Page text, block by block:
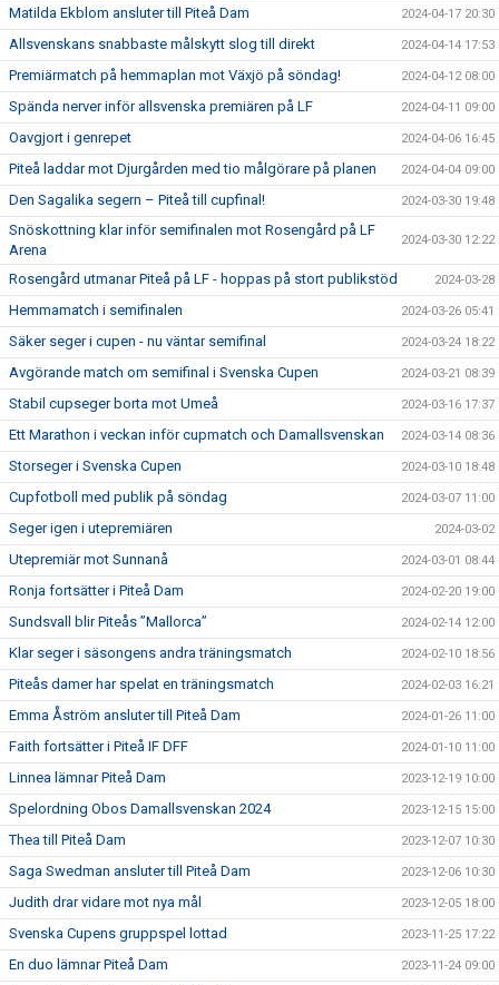
Matilda Ekblom ansluter till Piteå Dam 2024-04-17 20:30
Allsvenskans snabbaste målskytt slog till direkt 2024-04-14 17:53
Premiärmatch på hemmaplan mot Växjö på söndag! 2024-04-12 08:00
Spända nerver inför allsvenska premiären på LF 2024-04-11 09:00
Oavgjort i genrepet 2024-04-06 16:45
Piteå laddar mot Djurgården med tio målgörare på planen 2024-04-04 09:00
Den Sagalika segern – Piteå till cupfinal! 2024-03-30 19:48
Snöskottning klar inför semifinalen mot Rosengård på LF
Arena
2024-03-30 12:22
Rosengård utmanar Piteå på LF - hoppas på stort publikstöd 2024-03-28
Hemmamatch i semifinalen 2024-03-26 05:41
Säker seger i cupen - nu väntar semifinal 2024-03-24 18:22
Avgörande match om semifinal i Svenska Cupen 2024-03-21 08:39
Stabil cupseger borta mot Umeå 2024-03-16 17:37
Ett Marathon i veckan inför cupmatch och Damallsvenskan 2024-03-14 08:36
Storseger i Svenska Cupen 2024-03-10 18:48
Cupfotboll med publik på söndag 2024-03-07 11:00
Seger igen i utepremiären 2024-03-02
Utepremiär mot Sunnanå 2024-03-01 08:44
Ronja fortsätter i Piteå Dam 2024-02-20 19:00
Sundsvall blir Piteås ”Mallorca” 2024-02-14 12:00
Klar seger i säsongens andra träningsmatch 2024-02-10 18:56
Piteås damer har spelat en träningsmatch 2024-02-03 16:21
Emma Åström ansluter till Piteå Dam 2024-01-26 11:00
Faith fortsätter i Piteå IF DFF 2024-01-10 11:00
Linnea lämnar Piteå Dam 2023-12-19 10:00
Spelordning Obos Damallsvenskan 2024 2023-12-15 15:00
Thea till Piteå Dam 2023-12-07 10:30
Saga Swedman ansluter till Piteå Dam 2023-12-06 10:30
Judith drar vidare mot nya mål 2023-12-05 18:00
Svenska Cupens gruppspel lottad 2023-11-25 17:22
En duo lämnar Piteå Dam 2023-11-24 09:00